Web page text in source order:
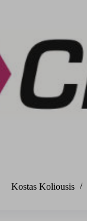
Kostas Koliousis